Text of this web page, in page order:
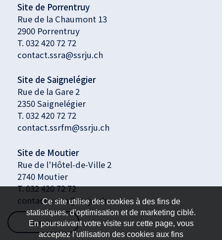
Site de Porrentruy
Rue de la Chaumont 13
2900 Porrentruy
T. 032 420 72 72
contact.ssra@ssrju.ch
Site de Saignelégier
Rue de la Gare 2
2350 Saignelégier
T. 032 420 72 72
contact.ssrfm@ssrju.ch
Site de Moutier
Rue de l'Hôtel-de-Ville 2
2740 Moutier
T. 032 420 72 72
contact.ssrm@ssrju.ch
Horaires
Ce site utilise des cookies à des fins de
statistiques, d’optimisation et de marketing ciblé.
En poursuivant votre visite sur cette page, vous
acceptez l’utilisation des cookies aux fins